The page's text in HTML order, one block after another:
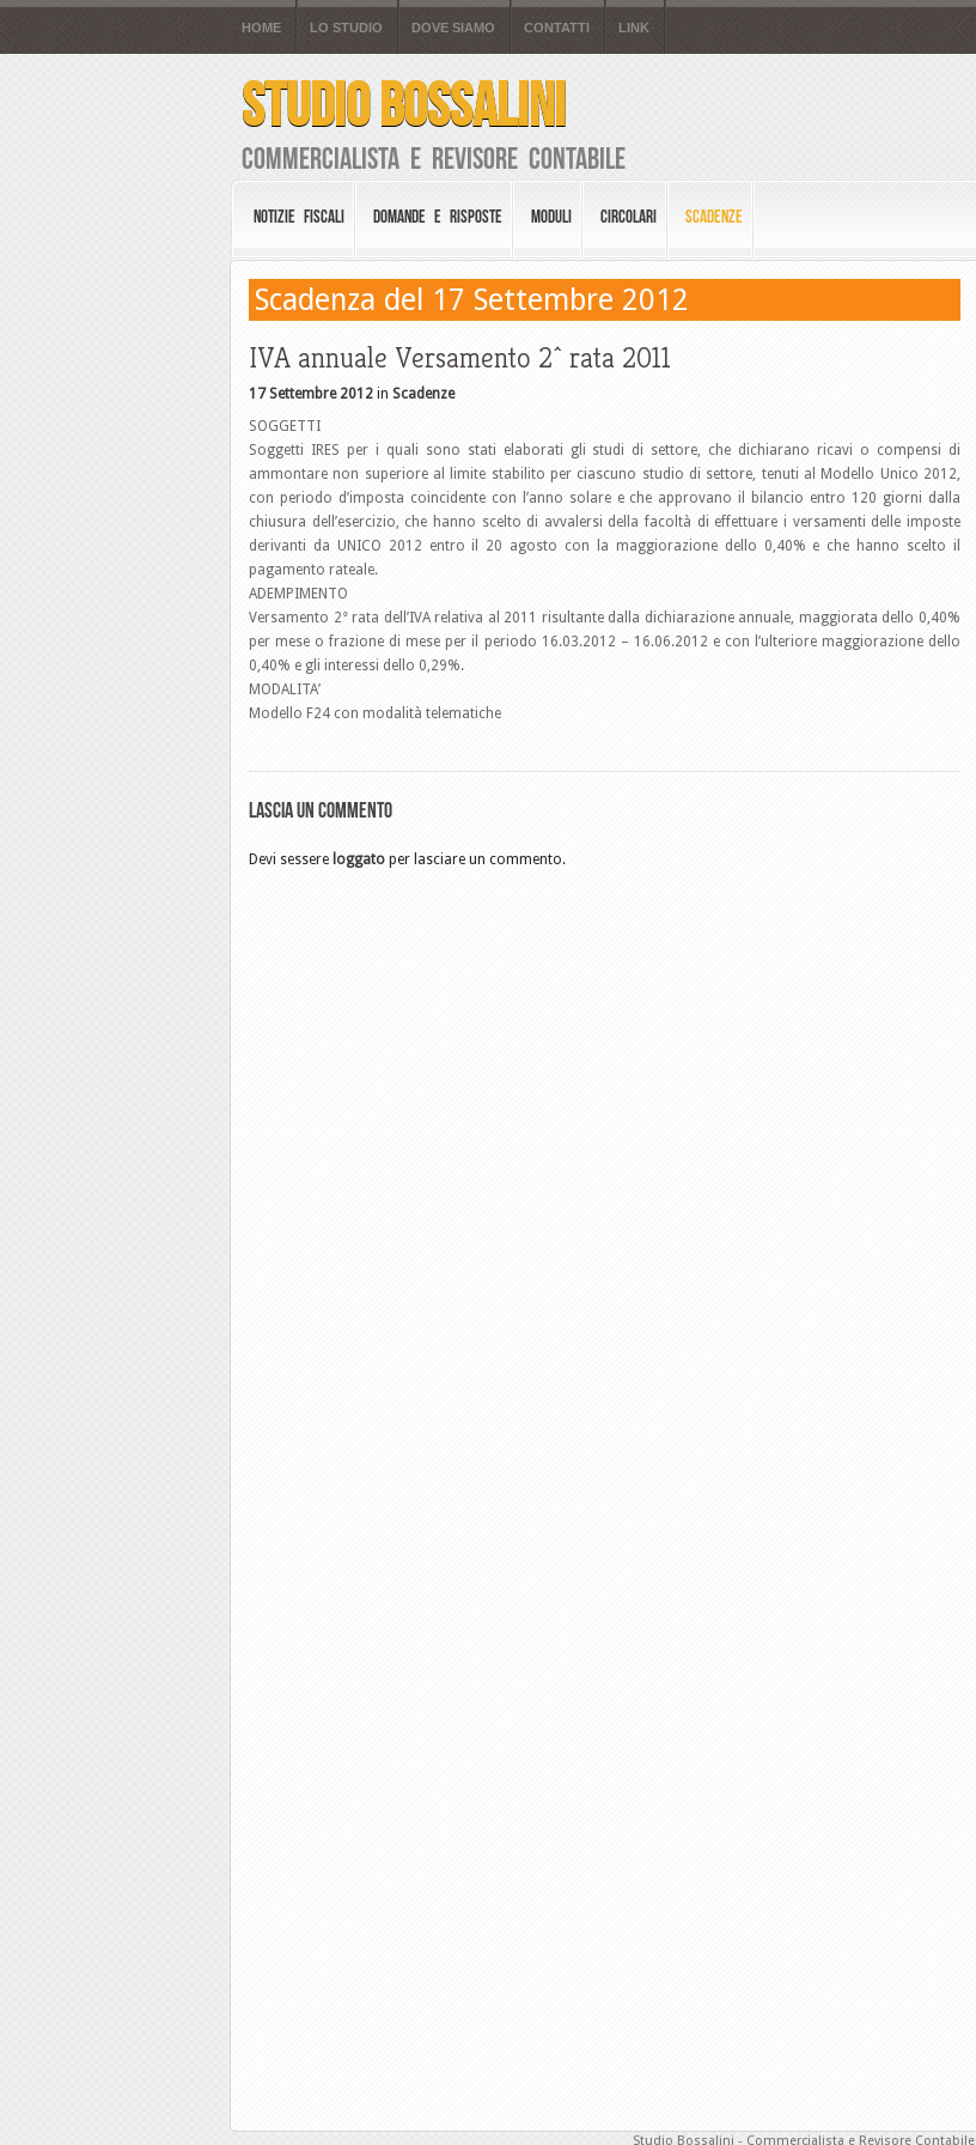
HOME LO STUDIO DOVE SIAMO CONTATTI LINK
STUDIO BOSSALINI
Commercialista e Revisore Contabile
NOTIZIE FISCALI DOMANDE E RISPOSTE MODULI CIRCOLARI SCADENZE
Scadenza del 17 Settembre 2012
IVA annuale Versamento 2^ rata 2011
17 Settembre 2012 in Scadenze
SOGGETTI
Soggetti IRES per i quali sono stati elaborati gli studi di settore, che dichiarano ricavi o compensi di
ammontare non superiore al limite stabilito per ciascuno studio di settore, tenuti al Modello Unico 2012,
con periodo d’imposta coincidente con l’anno solare e che approvano il bilancio entro 120 giorni dalla
chiusura dell’esercizio, che hanno scelto di avvalersi della facoltà di effettuare i versamenti delle imposte
derivanti da UNICO 2012 entro il 20 agosto con la maggiorazione dello 0,40% e che hanno scelto il
pagamento rateale.
ADEMPIMENTO
Versamento 2° rata dell’IVA relativa al 2011 risultante dalla dichiarazione annuale, maggiorata dello 0,40%
per mese o frazione di mese per il periodo 16.03.2012 – 16.06.2012 e con l’ulteriore maggiorazione dello
0,40% e gli interessi dello 0,29%.
MODALITA’
Modello F24 con modalità telematiche
Lascia un commento
Devi sessere loggato per lasciare un commento.
Studio Bossalini - Commercialista e Revisore Contabile